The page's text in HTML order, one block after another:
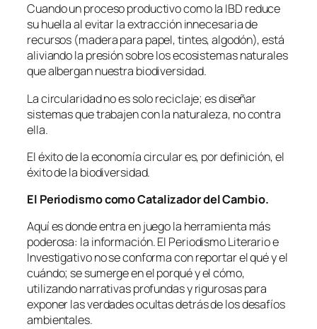
Cuando un proceso productivo como la IBD reduce
su huella al evitar la extracción innecesaria de
recursos (madera para papel, tintes, algodón), está
aliviando la presión sobre los ecosistemas naturales
que albergan nuestra biodiversidad.
La circularidad no es solo reciclaje; es diseñar
sistemas que trabajen con la naturaleza, no contra
ella.
El éxito de la economía circular es, por definición, el
éxito de la biodiversidad.
El Periodismo como Catalizador del Cambio.
Aquí es donde entra en juego la herramienta más
poderosa: la información. El Periodismo Literario e
Investigativo no se conforma con reportar el qué y el
cuándo; se sumerge en el porqué y el cómo,
utilizando narrativas profundas y rigurosas para
exponer las verdades ocultas detrás de los desafíos
ambientales.